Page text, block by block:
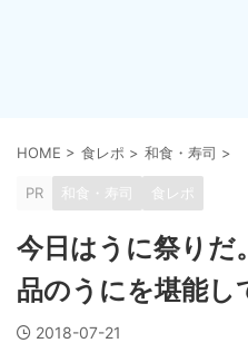
HOME > 食レポ > 和食・寿司 >
PR 和食・寿司 食レポ
今日はうに祭りだ
品のうにを堪能し
2018-07-21